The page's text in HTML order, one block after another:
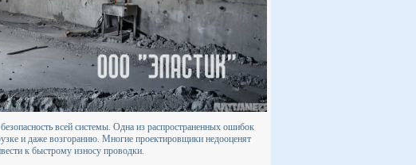
всей системы. Одна из распространенных ошибок
и даже возгоранию. Многие проектировщики недооценят
к быстрому износу проводки.